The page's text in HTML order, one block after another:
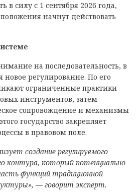
в силу с 1 сентября 2026 года,
начнут действовать
на последовательность, в
новое регулирование. По его
ограниченные практики
инструментов, затем
сопровождение и механизмы
государство закрепляет
в правовом поле.
создание регулируемого
контура, который потенциально
функций традиционной
— говорит эксперт.